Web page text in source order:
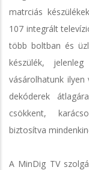
matrciás
107 integrált
több boltban és
készülék,
vásárolhatunk ilyen
dekóderek
csökkent,
biztosítva
A MinDig TV